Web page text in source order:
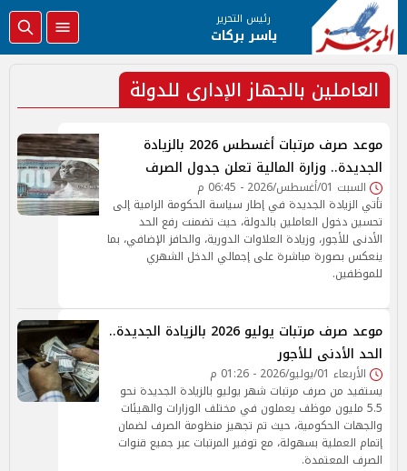
رئيس التحرير
ياسر بركات
العاملين بالجهاز الإدارى للدولة
موعد صرف مرتبات أغسطس 2026 بالزيادة
الجديدة.. وزارة المالية تعلن جدول الصرف
السبت 01/أغسطس/2026 - 06:45 م
تأتي الزيادة الجديدة في إطار سياسة الحكومة الرامية إلى
تحسين دخول العاملين بالدولة، حيث تضمنت رفع الحد
الأدنى للأجور، وزيادة العلاوات الدورية، والحافز الإضافي، بما
ينعكس بصورة مباشرة على إجمالي الدخل الشهري
للموظفين.
موعد صرف مرتبات يوليو 2026 بالزيادة الجديدة..
الحد الأدنى للأجور
الأربعاء 01/يوليو/2026 - 01:26 م
يستفيد من صرف مرتبات شهر يوليو بالزيادة الجديدة نحو
5.5 مليون موظف يعملون في مختلف الوزارات والهيئات
والجهات الحكومية، حيث تم تجهيز منظومة الصرف لضمان
إتمام العملية بسهولة، مع توفير المرتبات عبر جميع قنوات
الصرف المعتمدة.